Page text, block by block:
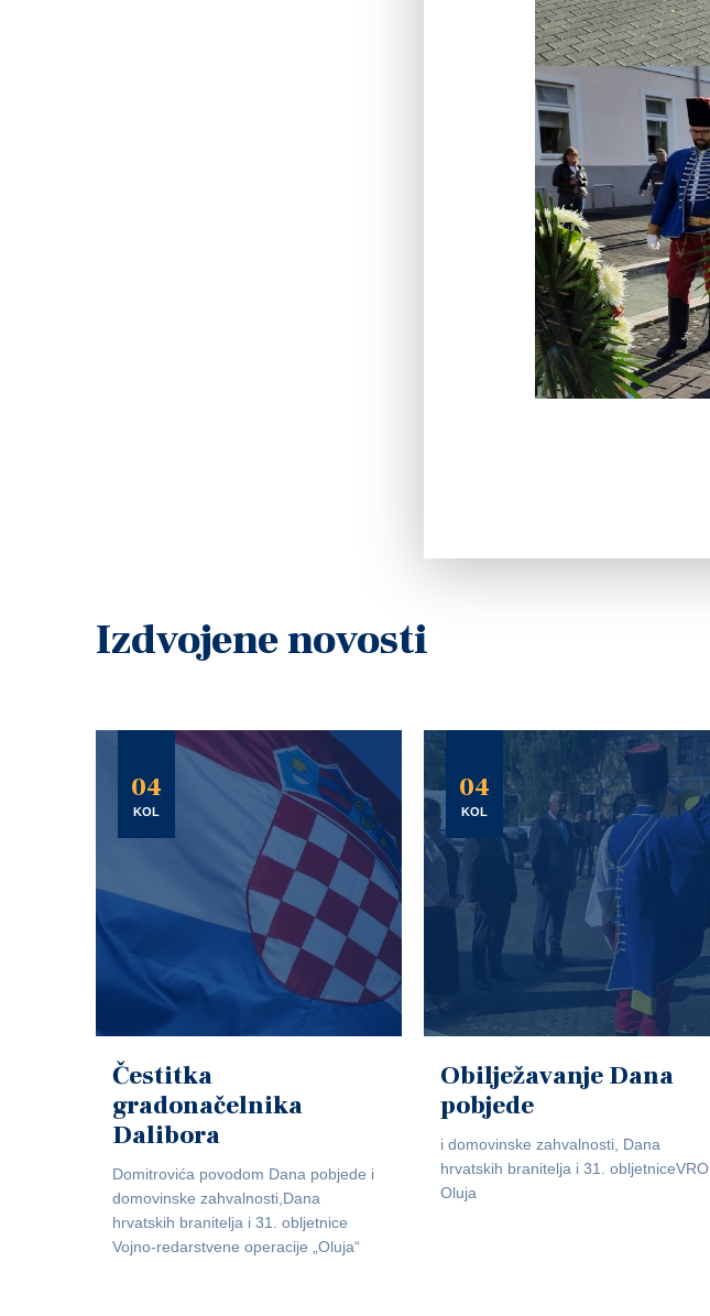
Izdvojene novosti
04
KOL
Čestitka
gradonačelnika
Dalibora
Domitrovića povodom Dana pobjede i
domovinske zahvalnosti,Dana
hrvatskih branitelja i 31. obljetnice
Vojno-redarstvene operacije „Oluja“
04
KOL
Obilježavanje Dana
pobjede
i domovinske zahvalnosti, Dana
hrvatskih branitelja i 31. obljetniceVRO
Oluja